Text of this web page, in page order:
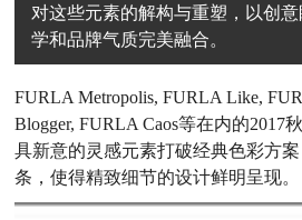
对这些元素的解构与重塑，以创
学和品牌气质完美融合。
FURLA Metropolis, FURLA Like,
Blogger, FURLA Caos等在内的2017
具新意的灵感元素打破经典色彩方
条，使得精致细节的设计鲜明呈现。